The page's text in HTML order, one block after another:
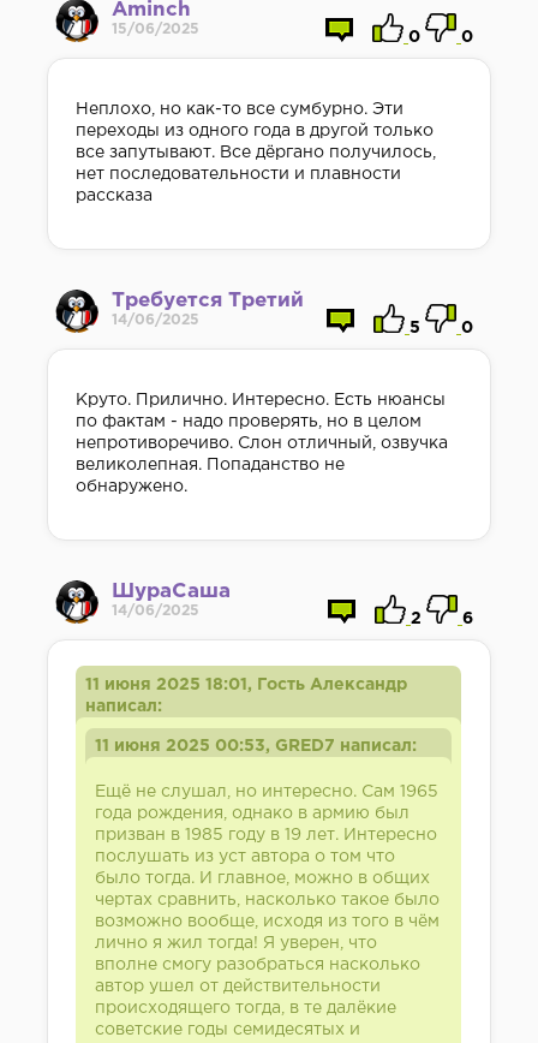
Aminch
15/06/2025
0 0
Неплохо, но как-то все сумбурно. Эти
переходы из одного года в другой только
все запутывают. Все дёргано получилось,
нет последовательности и плавности
рассказа
Требуется Третий
14/06/2025
5 0
Круто. Прилично. Интересно. Есть нюансы
по фактам - надо проверять, но в целом
непротиворечиво. Слон отличный, озвучка
великолепная. Попаданство не
обнаружено.
ШураСаша
14/06/2025
2 6
11 июня 2025 18:01, Гость Александр
написал:
11 июня 2025 00:53, GRED7 написал:
Ещё не слушал, но интересно. Сам 1965
года рождения, однако в армию был
призван в 1985 году в 19 лет. Интересно
послушать из уст автора о том что
было тогда. И главное, можно в общих
чертах сравнить, насколько такое было
возможно вообще, исходя из того в чём
лично я жил тогда! Я уверен, что
вполне смогу разобраться насколько
автор ушел от действительности
происходящего тогда, в те далёкие
советские годы семидесятых и